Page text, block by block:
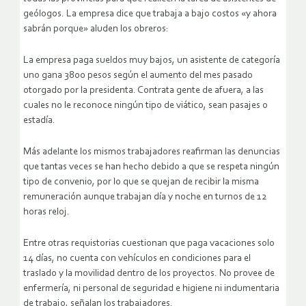
geólogos. La empresa dice que trabaja a bajo costos «y ahora
sabrán porque» aluden los obreros:
La empresa paga sueldos muy bajos, un asistente de categoría
uno gana 3800 pesos según el aumento del mes pasado
otorgado por la presidenta. Contrata gente de afuera, a las
cuales no le reconoce ningún tipo de viático, sean pasajes o
estadía.
Más adelante los mismos trabajadores reafirman las denuncias
que tantas veces se han hecho debido a que se respeta ningún
tipo de convenio, por lo que se quejan de recibir la misma
remuneración aunque trabajan día y noche en turnos de 12
horas reloj.
Entre otras requistorias cuestionan que paga vacaciones solo
14 días, no cuenta con vehículos en condiciones para el
traslado y la movilidad dentro de los proyectos. No provee de
enfermería, ni personal de seguridad e higiene ni indumentaria
de trabajo, señalan los trabajadores.